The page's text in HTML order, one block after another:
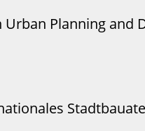
Planning and